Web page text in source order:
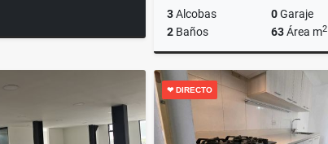
3Alcobas 0Garaje
2 Baños 63Área m2
$240.000.000
❤ DIRECTO